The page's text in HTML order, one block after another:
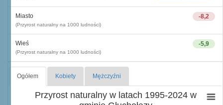
-8,2
Miasto
(Przyrost naturalny na 1000 ludności)
-5,9
Wieś
(Przyrost naturalny na 1000 ludności)
Ogółem Kobiety Mężczyźni
Przyrost naturalny w latach 1995-2024 w